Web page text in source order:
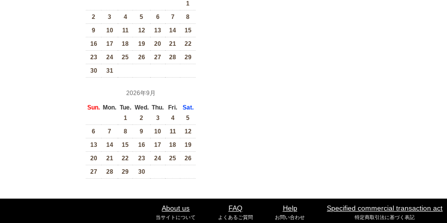
1
2
3 4 5 6 7
8
9
10 11 12 13 14
15
16
17 18 19 20 21
22
23
24 25 26 27 28
29
30
31
2026年9月
Sun. Mon. Tue. Wed. Thu. Fri.
Sat.
1
2 3 4
5
6
7 8 9 10 11
12
13
14 15 16 17 18
19
20
21 22 23 24 25
26
27
28 29 30
About us
当サイトについて
FAQ
よくあるご質問
Help
お問い合わせ
Specified commercial transaction act
特定商取引法に基づく表記